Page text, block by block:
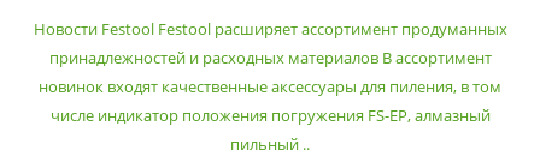
Новости Festool Festool расширяет ассортимент продуманных
принадлежностей и расходных материалов В ассортимент
новинок входят качественные аксессуары для пиления, в том
числе индикатор положения погружения FS-EP, алмазный
пильный ..